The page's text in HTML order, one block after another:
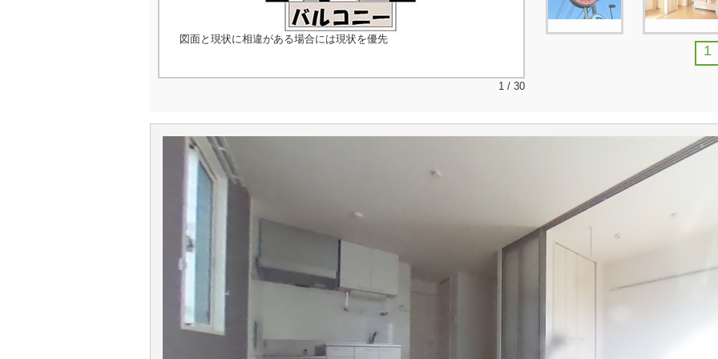
図面と現状に相違がある場合には現状を優先
1 / 30
1